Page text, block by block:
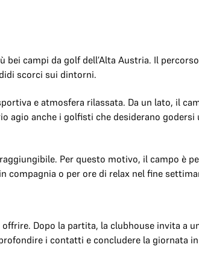
bei campi da golf dell’Alta Austria. Il
scorci sui dintorni.
e atmosfera rilassata. Da un lato, il
agio anche i golfisti che desiderano
Per questo motivo, il campo è
compagnia o per ore di relax nel fine
Dopo la partita, la clubhouse invita a
i contatti e concludere la giornata